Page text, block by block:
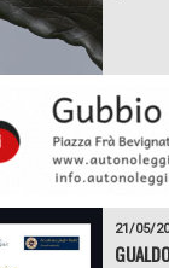
21/05/